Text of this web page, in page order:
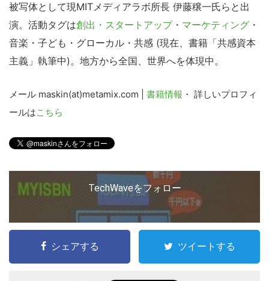
被写体として現MITメディアラボ所長 伊藤穣一氏らと出
演。活動タグは創出・スタートアップ・ マーケティング ・
音楽・子ども・グローカル・共感 (現在、書籍「共感資本
主義」執筆中)。地方から全国、世界へを体現中。
メール maskin(at)metamix.com | 書籍情報 ・ 詳しいプロフィ
ールはこちら
TechWaveをフォロー
シェアする ツイートする
す
る